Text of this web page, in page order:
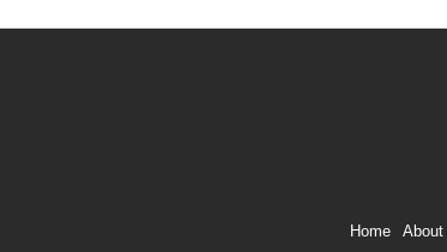
Home
About